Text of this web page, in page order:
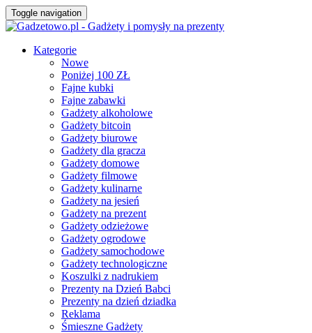
Toggle navigation
Kategorie
Nowe
Poniżej 100 ZŁ
Fajne kubki
Fajne zabawki
Gadżety alkoholowe
Gadżety bitcoin
Gadżety biurowe
Gadżety dla gracza
Gadżety domowe
Gadżety filmowe
Gadżety kulinarne
Gadżety na jesień
Gadżety na prezent
Gadżety odzieżowe
Gadżety ogrodowe
Gadżety samochodowe
Gadżety technologiczne
Koszulki z nadrukiem
Prezenty na Dzień Babci
Prezenty na dzień dziadka
Reklama
Śmieszne Gadżety